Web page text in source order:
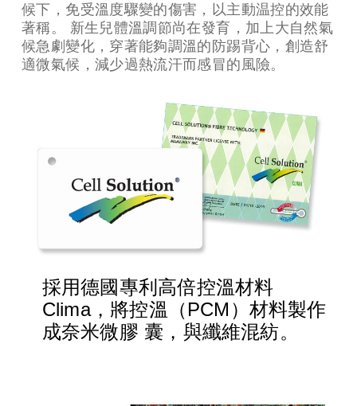
候下，免受溫度驟變的傷害，以主動温控的效能
著稱。 新生兒體溫調節尚在發育，加上大自然氣
候急劇變化，穿著能夠調溫的防踢背心，創造舒
適微氣候，減少過熱流汗而感冒的風險。
採用德國專利高倍控溫材料
Clima，將控溫（PCM）材料製作
成奈米微膠 囊，與纖維混紡。